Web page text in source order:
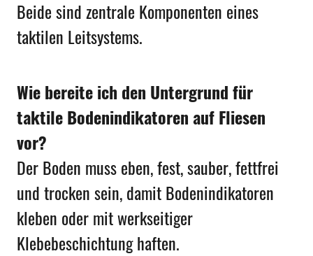
Beide sind zentrale Komponenten eines
taktilen Leitsystems.
Wie bereite ich den Untergrund für
taktile Bodenindikatoren auf Fliesen
vor?
Der Boden muss eben, fest, sauber, fettfrei
und trocken sein, damit Bodenindikatoren
kleben oder mit werkseitiger
Klebebeschichtung haften.